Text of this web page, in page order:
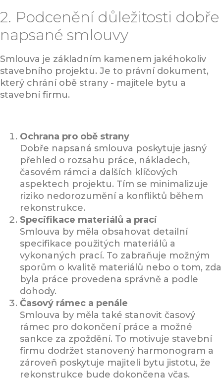
2. Podcenění důležitosti dobře
napsané smlouvy
Smlouva je základním kamenem jakéhokoliv
stavebního projektu. Je to právní dokument,
který chrání obě strany - majitele bytu a
stavební firmu.
Ochrana pro obě strany
Dobře napsaná smlouva poskytuje jasný
přehled o rozsahu práce, nákladech,
časovém rámci a dalších klíčových
aspektech projektu. Tím se minimalizuje
riziko nedorozumění a konfliktů během
rekonstrukce.
Specifikace materiálů a prací
Smlouva by měla obsahovat detailní
specifikace použitých materiálů a
vykonaných prací. To zabraňuje možným
sporům o kvalitě materiálů nebo o tom, zda
byla práce provedena správně a podle
dohody.
Časový rámec a penále
Smlouva by měla také stanovit časový
rámec pro dokončení práce a možné
sankce za zpoždění. To motivuje stavební
firmu dodržet stanovený harmonogram a
zároveň poskytuje majiteli bytu jistotu, že
rekonstrukce bude dokončena včas.